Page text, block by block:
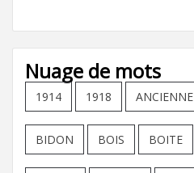
Nuage de mots
1914 1918 ANCIENNE
BIDON BOIS BOITE